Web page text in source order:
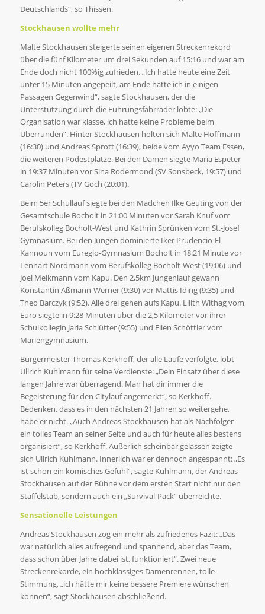
Deutschlands“, so Thissen.
Stockhausen wollte mehr
Malte Stockhausen steigerte seinen eigenen Streckenrekord
über die fünf Kilometer um drei Sekunden auf 15:16 und war am
Ende doch nicht 100%ig zufrieden. „Ich hatte heute eine Zeit
unter 15 Minuten angepeilt, am Ende hatte ich in einigen
Passagen Gegenwind“, sagte Stockhausen, der die
Unterstützung durch die Führungsfahrräder lobte: „Die
Organisation war klasse, ich hatte keine Probleme beim
Überrunden“. Hinter Stockhausen holten sich Malte Hoffmann
(16:30) und Andreas Sprott (16:39), beide vom Ayyo Team Essen,
die weiteren Podestplätze. Bei den Damen siegte Maria Espeter
in 19:37 Minuten vor Sina Rodermond (SV Sonsbeck, 19:57) und
Carolin Peters (TV Goch (20:01).
Beim 5er Schullauf siegte bei den Mädchen Ilke Geuting von der
Gesamtschule Bocholt in 21:00 Minuten vor Sarah Knuf vom
Berufskolleg Bocholt-West und Kathrin Sprünken vom St.-Josef
Gymnasium. Bei den Jungen dominierte Iker Prudencio-El
Kannoun vom Euregio-Gymnasium Bocholt in 18:21 Minute vor
Lennart Nordmann vom Berufskolleg Bocholt-West (19:06) und
Joel Meikmann vom Kapu. Den 2,5km Jungenlauf gewann
Konstantin Aßmann-Werner (9:30) vor Mattis Iding (9:35) und
Theo Barczyk (9:52). Alle drei gehen aufs Kapu. Lilith Withag vom
Euro siegte in 9:28 Minuten über die 2,5 Kilometer vor ihrer
Schulkollegin Jarla Schlütter (9:55) und Ellen Schöttler vom
Mariengymnasium.
Bürgermeister Thomas Kerkhoff, der alle Läufe verfolgte, lobt
Ullrich Kuhlmann für seine Verdienste: „Dein Einsatz über diese
langen Jahre war überragend. Man hat dir immer die
Begeisterung für den Citylauf angemerkt“, so Kerkhoff.
Bedenken, dass es in den nächsten 21 Jahren so weitergehe,
habe er nicht. „Auch Andreas Stockhausen hat als Nachfolger
ein tolles Team an seiner Seite und auch für heute alles bestens
organisiert“, so Kerkhoff. Äußerlich scheinbar gelassen zeigte
sich Ullrich Kuhlmann. Innerlich war er dennoch angespannt: „Es
ist schon ein komisches Gefühl“, sagte Kuhlmann, der Andreas
Stockhausen auf der Bühne vor dem ersten Start nicht nur den
Staffelstab, sondern auch ein „Survival-Pack“ überreichte.
Sensationelle Leistungen
Andreas Stockhausen zog ein mehr als zufriedenes Fazit: „Das
war natürlich alles aufregend und spannend, aber das Team,
dass schon über Jahre dabei ist, funktioniert“. Zwei neue
Streckenrekorde, ein hochklassiges Damenrennen, tolle
Stimmung, „ich hätte mir keine bessere Premiere wünschen
können“, sagt Stockhausen abschließend.